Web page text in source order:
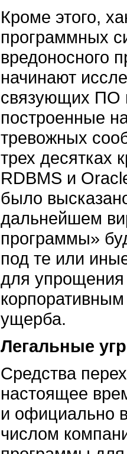
Кроме этого,
программных
вредоносного
начинают
связующих ПО
построенные
тревожных
трех десятках
RDBMS и
было
дальнейшем
программы»
под те или
для упрощения
ущерба.
Легальные
Средства
настоящее
и официально
числом